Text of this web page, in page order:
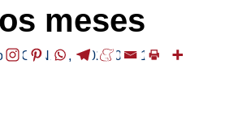
meses
/AGENDA , /2025-01-31